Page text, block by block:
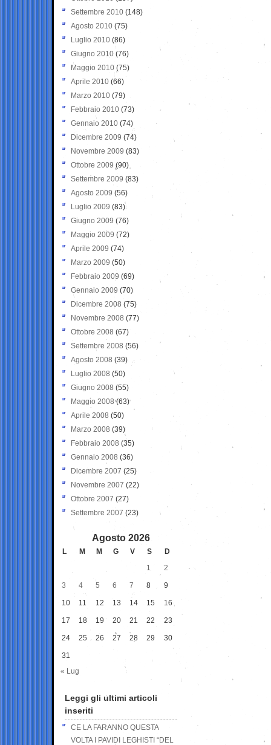
Settembre 2010 (148)
Agosto 2010 (75)
Luglio 2010 (86)
Giugno 2010 (76)
Maggio 2010 (75)
Aprile 2010 (66)
Marzo 2010 (79)
Febbraio 2010 (73)
Gennaio 2010 (74)
Dicembre 2009 (74)
Novembre 2009 (83)
Ottobre 2009 (90)
Settembre 2009 (83)
Agosto 2009 (56)
Luglio 2009 (83)
Giugno 2009 (76)
Maggio 2009 (72)
Aprile 2009 (74)
Marzo 2009 (50)
Febbraio 2009 (69)
Gennaio 2009 (70)
Dicembre 2008 (75)
Novembre 2008 (77)
Ottobre 2008 (67)
Settembre 2008 (56)
Agosto 2008 (39)
Luglio 2008 (50)
Giugno 2008 (55)
Maggio 2008(63)
Aprile 2008 (50)
Marzo 2008 (39)
Febbraio 2008 (35)
Gennaio 2008 (36)
Dicembre 2007 (25)
Novembre 2007 (22)
Ottobre 2007 (27)
Settembre 2007 (23)
Agosto 2026
L M M G V S
D
1
2
3 4 5 6 7 8 9
10 11 12 13 14 15 16
17 18 19 20 21 22 23
24 25 26 27 28 29 30
31
« Lug
Leggi gli ultimi articoli
inseriti
CE LA FARANNO QUESTA
VOLTA I PAVIDI LEGHISTI “DEL